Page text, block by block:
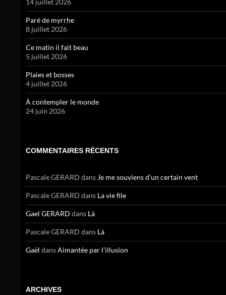
14 juillet 2026
Paré de myrrhe
8 juillet 2026
Ce matin il fait beau
5 juillet 2026
Plaies et bosses
4 juillet 2026
À contempler le monde
24 juin 2026
COMMENTAIRES RÉCENTS
Pascale GERARD dansJe me souviens d’un certain vent
Pascale GERARD dans La vie file
Gael GERARD dans Là
Pascale GERARD dans Là
Gaël dansAimantée par l’illusion
ARCHIVES